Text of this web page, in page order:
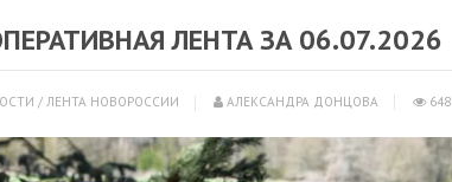
ЛЕНТА ЗА 06.07.2026
/ ЛЕНТА НОВОРОССИИ АЛЕКСАНДРА ДОНЦОВА 648